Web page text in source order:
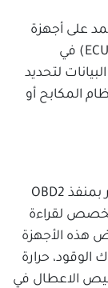
على أجهزة
مخصصة تُوصل بوحدة التحكم الإلكترونية (ECU) في
لتحديد
المكابح أو
تتم العملية عبر توصيل جهاز فحص كمبيوتر بمنفذ OBD2
لقراءة
هذه الأجهزة
الوقود، حرارة
الاعطال في